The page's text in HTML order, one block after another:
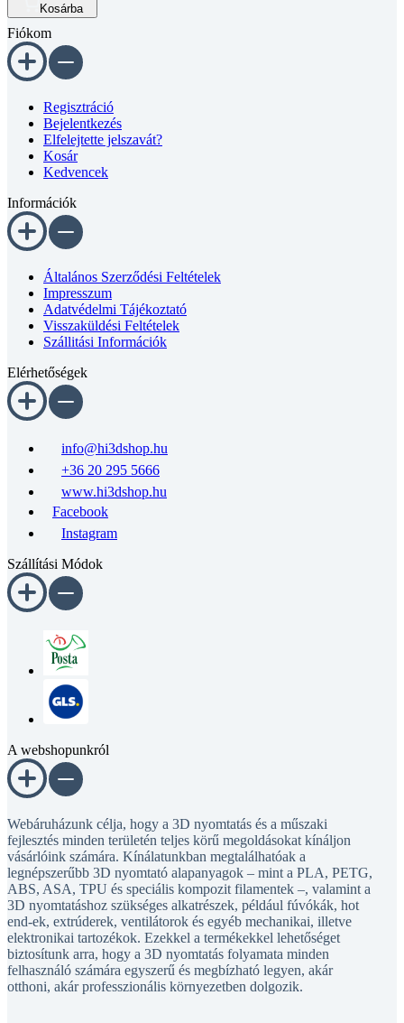
x
80
mm,
10-
horonyhoz
mennyiség
Kosárba
Fiókom
Regisztráció
Bejelentkezés
Elfelejtette jelszavát?
Kosár
Kedvencek
Információk
Általános Szerződési Feltételek
Impresszum
Adatvédelmi Tájékoztató
Visszaküldési Feltételek
Szállitási Információk
Elérhetőségek
info@hi3dshop.hu
+36 20 295 5666
www.hi3dshop.hu
Facebook
Instagram
Szállítási Módok
A webshopunkról
Webáruházunk célja, hogy a 3D nyomtatás és a műszaki
fejlesztés minden területén teljes körű megoldásokat kínáljon
vásárlóink számára. Kínálatunkban megtalálhatóak a
legnépszerűbb 3D nyomtató alapanyagok – mint a PLA, PETG,
ABS, ASA, TPU és speciális kompozit filamentek –, valamint a
3D nyomtatáshoz szükséges alkatrészek, például fúvókák, hot
end-ek, extrúderek, ventilátorok és egyéb mechanikai, illetve
elektronikai tartozékok. Ezekkel a termékekkel lehetőséget
biztosítunk arra, hogy a 3D nyomtatás folyamata minden
felhasználó számára egyszerű és megbízható legyen, akár
otthoni, akár professzionális környezetben dolgozik.